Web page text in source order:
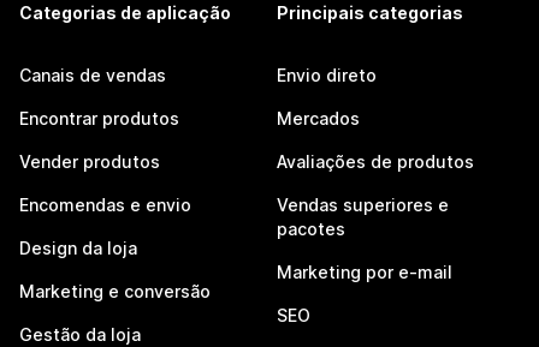
Categorias de aplicação
Canais de vendas
Encontrar produtos
Vender produtos
Encomendas e envio
Design da loja
Marketing e conversão
Gestão da loja
Principais categorias
Envio direto
Mercados
Avaliações de produtos
Vendas superiores e
pacotes
Marketing por e-mail
SEO